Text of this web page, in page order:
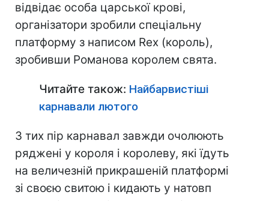
відвідає особа царської крові,
організатори зробили спеціальну
платформу з написом Rex (король),
зробивши Романова королем свята.
Читайте також: Найбарвистіші
карнавали лютого
З тих пір карнавал завжди очолюють
ряджені у короля і королеву, які їдуть
на величезній прикрашеній платформі
зі своєю свитою і кидають у натовп